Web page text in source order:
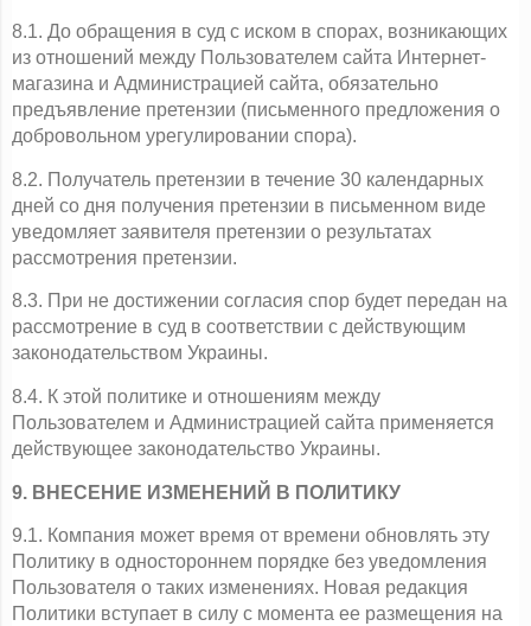
8.1. До обращения в суд с иском в спорах, возникающих
из отношений между Пользователем сайта Интернет-
магазина и Администрацией сайта, обязательно
предъявление претензии (письменного предложения о
добровольном урегулировании спора).
8.2. Получатель претензии в течение 30 календарных
дней со дня получения претензии в письменном виде
уведомляет заявителя претензии о результатах
рассмотрения претензии.
8.3. При не достижении согласия спор будет передан на
рассмотрение в суд в соответствии с действующим
законодательством Украины.
8.4. К этой политике и отношениям между
Пользователем и Администрацией сайта применяется
действующее законодательство Украины.
9. ВНЕСЕНИЕ ИЗМЕНЕНИЙ В ПОЛИТИКУ
9.1. Компания может время от времени обновлять эту
Политику в одностороннем порядке без уведомления
Пользователя о таких изменениях. Новая редакция
Политики вступает в силу с момента ее размещения на